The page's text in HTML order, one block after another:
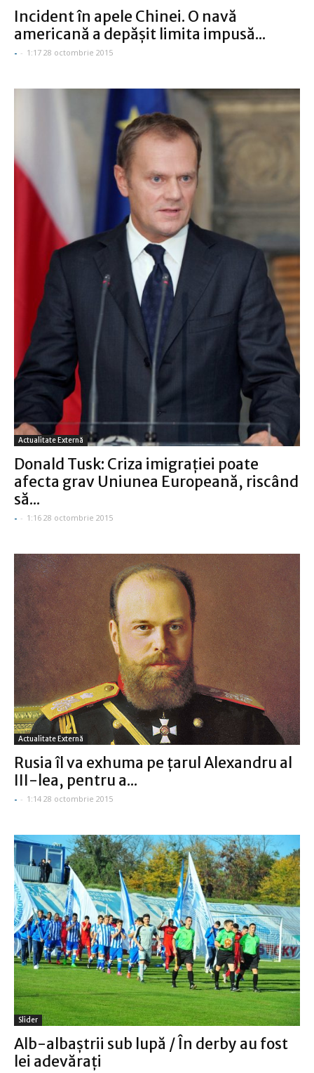
Incident în apele Chinei. O navă
americană a depăşit limita impusă...
- - 1:17 28 octombrie 2015
Actualitate Externă
Donald Tusk: Criza imigraţiei poate
afecta grav Uniunea Europeană, riscând
să...
- - 1:16 28 octombrie 2015
Actualitate Externă
Rusia îl va exhuma pe ţarul Alexandru al
III-lea, pentru a...
- - 1:14 28 octombrie 2015
Slider
Alb-albaştrii sub lupă / În derby au fost
lei adevăraţi